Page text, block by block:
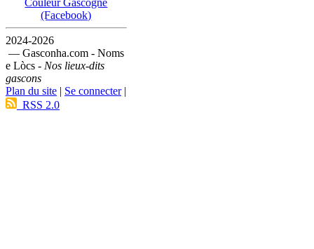
Couleur Gascogne
(Facebook)
2024-2026
— Gasconha.com - Noms
e Lòcs - Nos lieux-dits
gascons
Plan du site | Se connecter|
RSS 2.0